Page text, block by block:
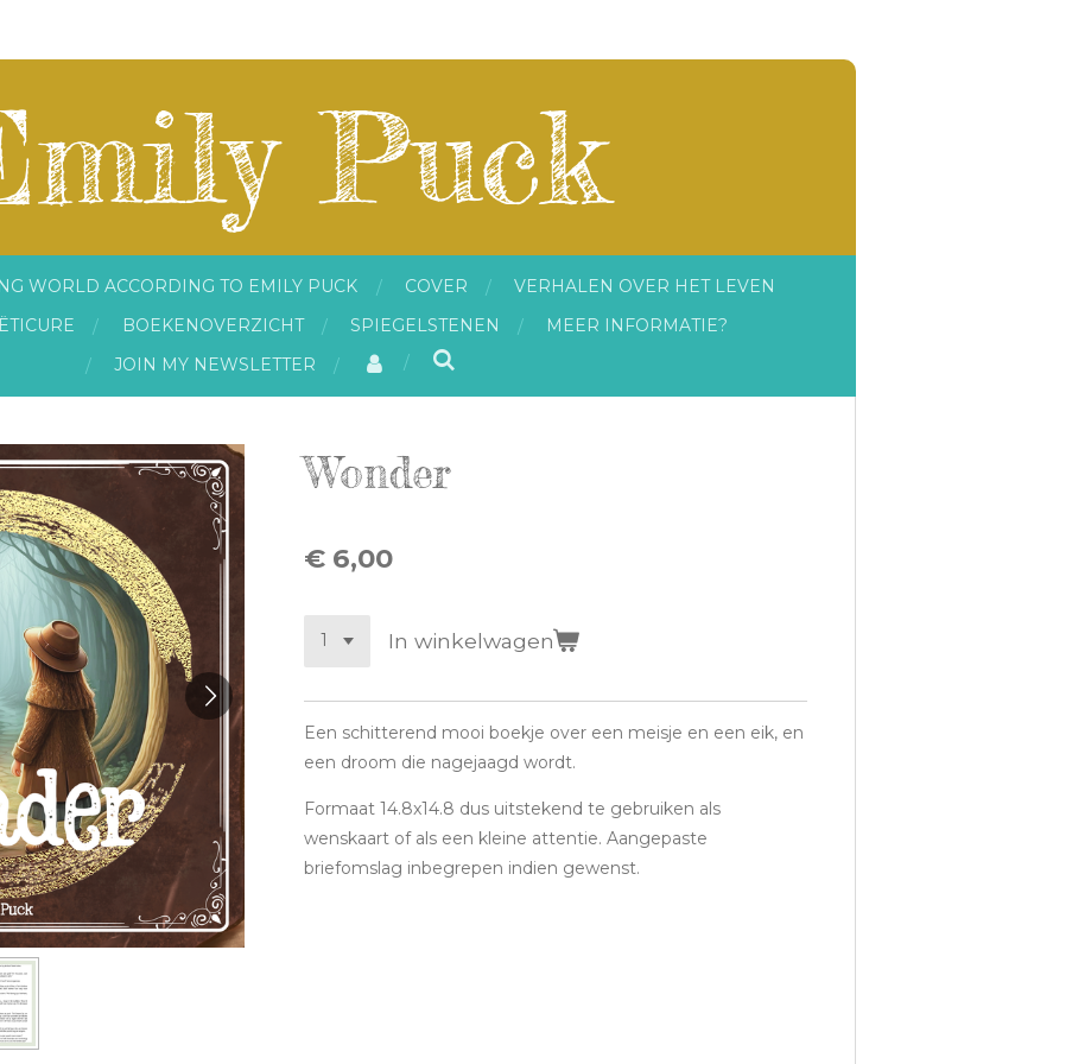
Puck
WORLD ACCORDING TO EMILY PUCK COVER
VERHALEN OVER HET LEVEN
BOEKENOVERZICHT SPIEGELSTENEN
MEER INFORMATIE?
JOIN MY NEWSLETTER
Wonder
€ 6,00
In winkelwagen
Een schitterend mooi boekje over een meisje en een eik, en
een droom die nagejaagd wordt.
Formaat 14.8x14.8 dus uitstekend te gebruiken als
wenskaart of als een kleine attentie. Aangepaste
briefomslag inbegrepen indien gewenst.